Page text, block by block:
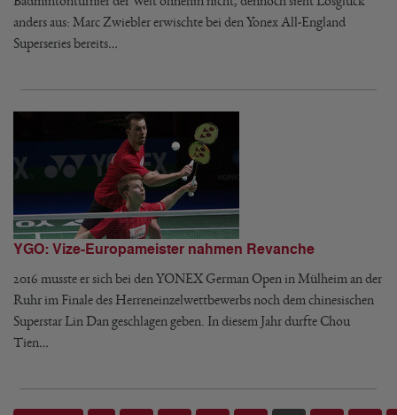
anders aus: Marc Zwiebler erwischte bei den Yonex All-England
Superseries bereits…
YGO: Vize-Europameister nahmen Revanche
2016 musste er sich bei den YONEX German Open in Mülheim an der
Ruhr im Finale des Herreneinzelwettbewerbs noch dem chinesischen
Superstar Lin Dan geschlagen geben. In diesem Jahr durfte Chou
Tien…